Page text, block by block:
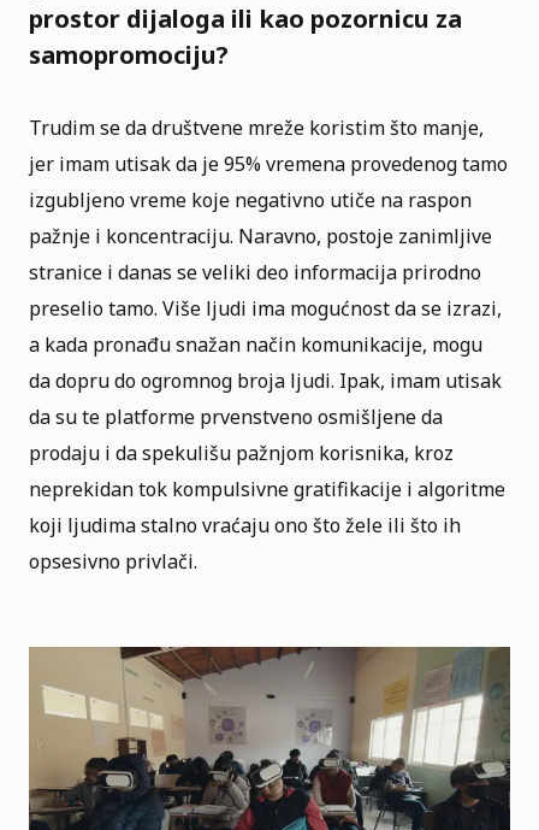
prostor dijaloga ili kao pozornicu za
samopromociju?
Trudim se da društvene mreže koristim što manje,
jer imam utisak da je 95% vremena provedenog tamo
izgubljeno vreme koje negativno utiče na raspon
pažnje i koncentraciju. Naravno, postoje zanimljive
stranice i danas se veliki deo informacija prirodno
preselio tamo. Više ljudi ima mogućnost da se izrazi,
a kada pronađu snažan način komunikacije, mogu
da dopru do ogromnog broja ljudi. Ipak, imam utisak
da su te platforme prvenstveno osmišljene da
prodaju i da spekulišu pažnjom korisnika, kroz
neprekidan tok kompulsivne gratifikacije i algoritme
koji ljudima stalno vraćaju ono što žele ili što ih
opsesivno privlači.